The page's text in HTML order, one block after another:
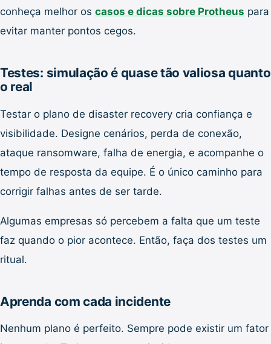
conheça melhor os casos e dicas sobre Protheus para
evitar manter pontos cegos.
Testes: simulação é quase tão valiosa quanto
o real
Testar o plano de disaster recovery cria confiança e
visibilidade. Designe cenários, perda de conexão,
ataque ransomware, falha de energia, e acompanhe o
tempo de resposta da equipe. É o único caminho para
corrigir falhas antes de ser tarde.
Algumas empresas só percebem a falta que um teste
faz quando o pior acontece. Então, faça dos testes um
ritual.
Aprenda com cada incidente
Nenhum plano é perfeito. Sempre pode existir um fator